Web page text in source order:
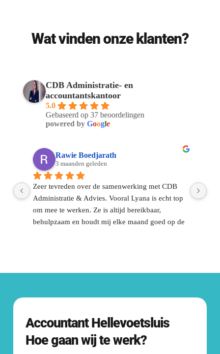
Een greep uit de diverse groep klanten
waar wij voor werken.
Bekijk al onze klanten.
Contact met CDB
Ons doel is om je binnen 24 uur van
reactie te voorzien.
Wat vinden onze klanten?
CDB Administratie- en
accountantskantoor
5.0
Gebaseerd op 37 beoordelingen
powered by Google
Rawie Boedjarath
3 maanden geleden
Zeer tevreden over de samenwerking met CDB
Administratie & Advies. Vooral Lyana is echt top
om mee te werken. Ze is altijd bereikbaar,
behulpzaam en houdt mij elke maand goed op de
Accountant Hellevoetsluis
Hoe gaan wij te werk?